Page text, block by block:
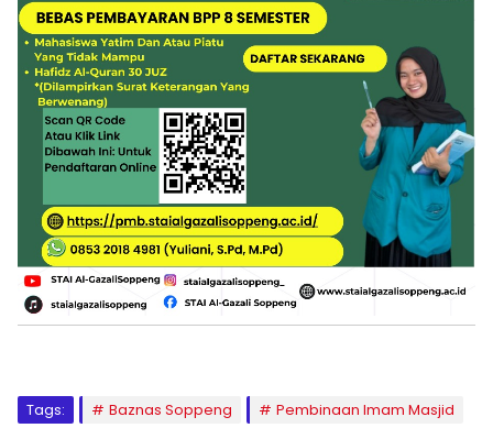
Tags: Baznas Soppeng Pembinaan Imam Masjid